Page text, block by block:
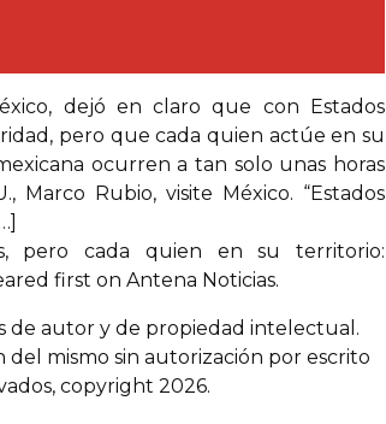
dejó en claro que con Estados
pero que cada quien actúe en su
ocurren a tan solo unas horas
Rubio, visite México. “Estados
pero cada quien en su territorio:
first on Antena Noticias.
de autor y de propiedad intelectual.
mismo sin autorización por escrito
copyright 2026.